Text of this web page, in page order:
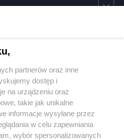
partnerów oraz inne
dostęp i
na urządzeniu oraz
takie jak unikalne
informacje wysyłane przez
w celu zapewniania
wybór spersonalizowanych